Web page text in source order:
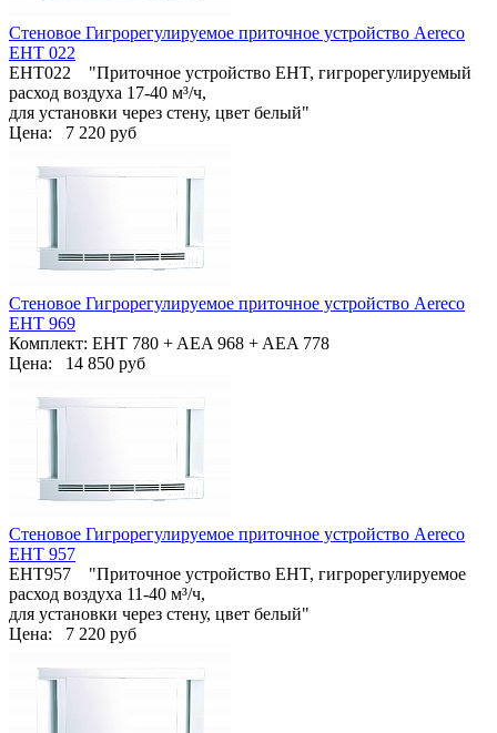
Стеновое Гигрорегулируемое приточное устройство Aereco
EHT 022
ЕНТ022 "Приточное устройство EHT, гигрорегулируемый
расход воздуха 17-40 м³/ч,
для установки через стену, цвет белый"
Цена: 7 220 руб
Стеновое Гигрорегулируемое приточное устройство Aereco
EHT 969
Комплект: EHT 780 + AEA 968 + AEA 778
Цена: 14 850 руб
Стеновое Гигрорегулируемое приточное устройство Aereco
EHT 957
EHT957 "Приточное устройство EHT, гигрорегулируемое
расход воздуха 11-40 м³/ч,
для установки через стену, цвет белый"
Цена: 7 220 руб